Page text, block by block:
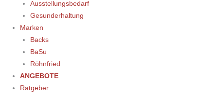
Ausstellungsbedarf
Gesunderhaltung
Marken
Backs
BaSu
Röhnfried
ANGEBOTE
Ratgeber